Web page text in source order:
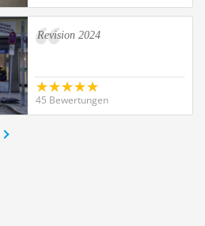
Revision 2024
45 Bewertungen